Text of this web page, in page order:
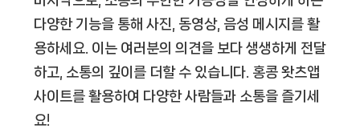
다양한 기능을 통해 사진, 동영상, 음성 메시지를 활
용하세요. 이는 여러분의 의견을 보다 생생하게 전달
하고, 소통의 깊이를 더할 수 있습니다. 홍콩 왓츠앱
사이트를 활용하여 다양한 사람들과 소통을 즐기세
요!